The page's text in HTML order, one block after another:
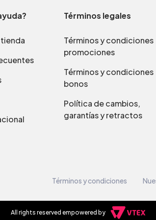
Términos legales
Términos y condiciones
promociones
Términos y condiciones
bonos
Política de cambios,
garantías y retractos
Términos y condiciones
All rights reserved empowered by